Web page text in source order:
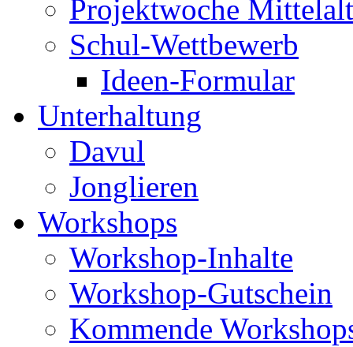
Projektwoche
Schul-Wettbewerb
Ideen-Formular
Unterhaltung
Davul
Jonglieren
Workshops
Workshop-Inhalte
Workshop-Gutschein
Kommende